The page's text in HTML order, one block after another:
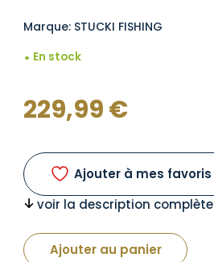
Marque: STUCKI FISHING
En stock
229,99€
Ajouter à mes favoris
voir la description complète
Ajouter au panier